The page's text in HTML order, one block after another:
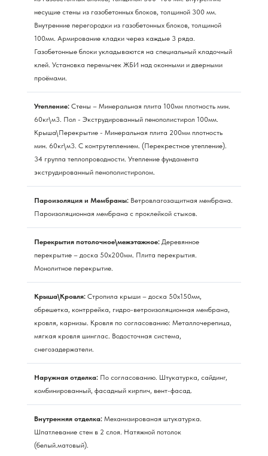
несущие стены из газобетонных блоков, толщиной 300 мм.
Внутренние перегородки из газобетонных блоков, толщиной
100мм. Армирование кладки через каждые 3 ряда.
Газобетонные блоки укладываются на специальный кладочный
клей. Установка перемычек ЖБИ над оконными и дверными
проёмами.
Утепление: Стены – Минеральная плита 100мм плотность мин.
60кг\м3. Пол - Экструдированный пенополистирол 100мм.
Крыша\Перекрытие - Минеральная плита 200мм плотность
мин. 60кг\м3. С контрутеплением. (Перекрестное утепление).
34 группа теплопроводности. Утепление фундамента
экструдированный пенополистиролом.
Пароизоляция и Мембраны: Ветровлагозащитная мембрана.
Пароизоляционная мембрана с проклейкой стыков.
Перекрытия потолочное\межэтажное: Деревянное
перекрытие – доска 50х200мм. Плита перекрытия.
Монолитное перекрытие.
Крыша\Кровля: Стропила крыши – доска 50х150мм,
обрешетка, контррейка, гидро-ветроизоляционная мембрана,
кровля, карнизы. Кровля по согласованию: Металлочерепица,
мягкая кровля шинглас. Водосточная система,
снегозадержатели.
Наружная отделка: По согласованию. Штукатурка, сайдинг,
комбинированный, фасадный кирпич, вент-фасад.
Внутренняя отделка: Механизированая штукатурка.
Шпатлевание стен в 2 слоя. Натяжной потолок
(белый.матовый).